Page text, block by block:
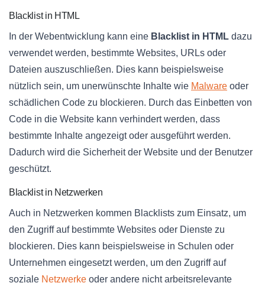
Blacklist in HTML
In der Webentwicklung kann eine Blacklist in HTML dazu
verwendet werden, bestimmte Websites, URLs oder
Dateien auszuschließen. Dies kann beispielsweise
nützlich sein, um unerwünschte Inhalte wie Malware oder
schädlichen Code zu blockieren. Durch das Einbetten von
Code in die Website kann verhindert werden, dass
bestimmte Inhalte angezeigt oder ausgeführt werden.
Dadurch wird die Sicherheit der Website und der Benutzer
geschützt.
Blacklist in Netzwerken
Auch in Netzwerken kommen Blacklists zum Einsatz, um
den Zugriff auf bestimmte Websites oder Dienste zu
blockieren. Dies kann beispielsweise in Schulen oder
Unternehmen eingesetzt werden, um den Zugriff auf
soziale Netzwerke oder andere nicht arbeitsrelevante